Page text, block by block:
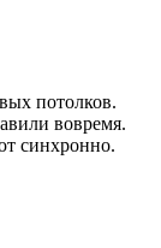
потолков.
вовремя.
синхронно.